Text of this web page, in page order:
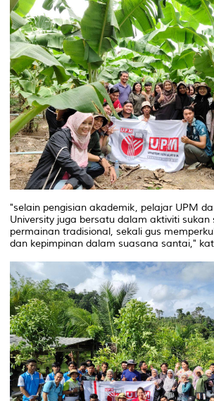
"selain pengisian akademik, pelajar UPM
University juga bersatu dalam aktiviti sukan
permainan tradisional, sekali gus
dan kepimpinan dalam suasana santai,"